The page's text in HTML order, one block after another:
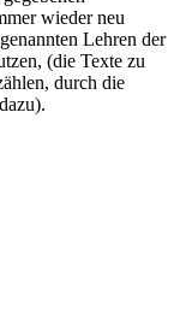
wieder neu
Lehren der
(die Texte zu
durch die